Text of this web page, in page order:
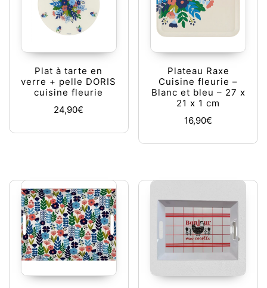
Plat à tarte en
verre + pelle DORIS
cuisine fleurie
24,90€
Plateau Raxe
Cuisine fleurie –
Blanc et bleu – 27 x
21 x 1 cm
16,90€